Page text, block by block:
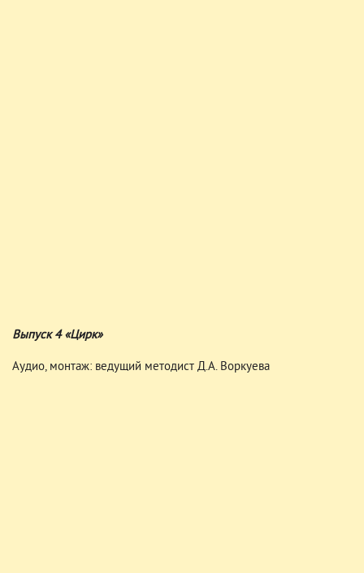
Выпуск 4 «Цирк»
Аудио, монтаж: ведущий методист Д.А. Воркуева